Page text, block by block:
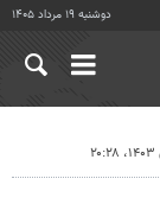
دوشنبه ۱۹ مرداد ۱۴۰۵